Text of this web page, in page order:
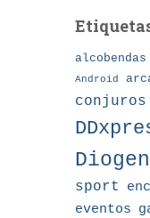
alcobendas
Android
conjuros
sport
eventos